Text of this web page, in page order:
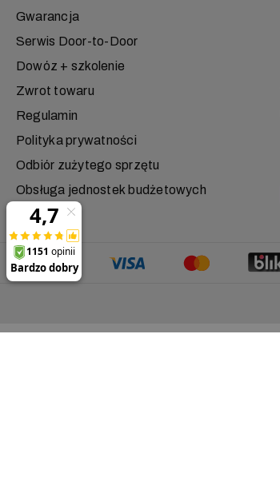
Gwarancja
Serwis Door-to-Door
Dowóz + szkolenie
Zwrot towaru
Regulamin
Polityka prywatności
Odbiór zużytego sprzętu
Obsługa jednostek budżetowych